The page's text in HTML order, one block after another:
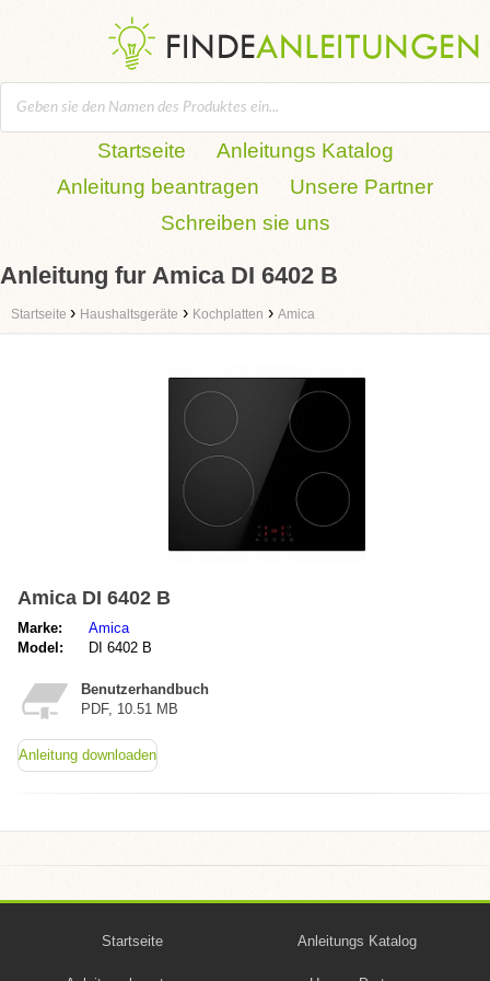
Startseite
Anleitungs Katalog
Anleitung beantragen
Unsere Partner
Schreiben sie uns
Anleitung fur Amica DI 6402 B
Startseite › Haushaltsgeräte › Kochplatten › Amica
Amica DI 6402 B
Marke:
Amica
Model:
DI 6402 B
Benutzerhandbuch
PDF, 10.51 MB
Anleitung downloaden
Startseite Anleitungs Katalog